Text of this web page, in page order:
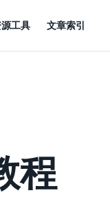
工具 文章索引
程